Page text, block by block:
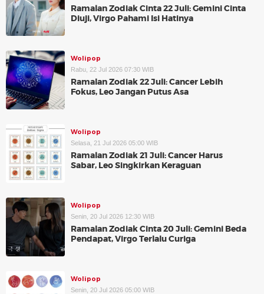
Ramalan Zodiak Cinta 22 Juli: Gemini Cinta
Diuji, Virgo Pahami Isi Hatinya
Wolipop
Rabu, 22 Jul 2026 07:30 WIB
Ramalan Zodiak 22 Juli: Cancer Lebih
Fokus, Leo Jangan Putus Asa
Wolipop
Selasa, 21 Jul 2026 05:00 WIB
Ramalan Zodiak 21 Juli: Cancer Harus
Sabar, Leo Singkirkan Keraguan
Wolipop
Senin, 20 Jul 2026 12:30 WIB
Ramalan Zodiak Cinta 20 Juli: Gemini Beda
Pendapat, Virgo Terlalu Curiga
Wolipop
Senin, 20 Jul 2026 05:00 WIB